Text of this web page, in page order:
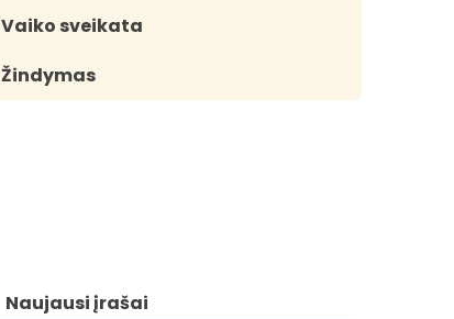
Vaiko sveikata
Žindymas
Naujausi įrašai